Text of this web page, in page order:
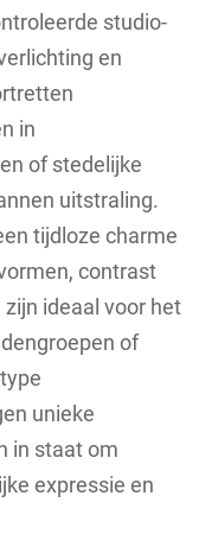
studio-
en
in
of stedelijke
uitstraling.
tijdloze charme
contrast
ideaal voor het
of
unieke
in staat om
expressie en